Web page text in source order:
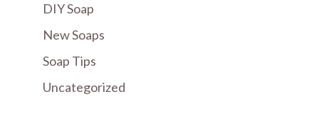
DIY Soap
New Soaps
Soap Tips
Uncategorized